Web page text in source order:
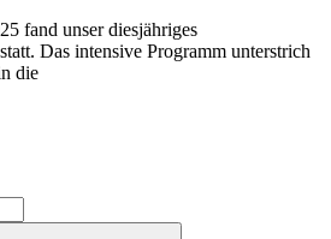
fand unser diesjähriges
Das intensive Programm unterstrich
die